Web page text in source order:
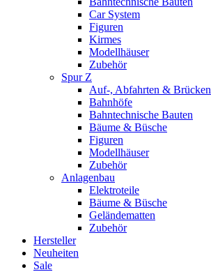
Car System
Figuren
Kirmes
Modellhäuser
Zubehör
Spur Z
Auf-, Abfahrten & Brücken
Bahnhöfe
Bahntechnische Bauten
Bäume & Büsche
Figuren
Modellhäuser
Zubehör
Anlagenbau
Elektroteile
Bäume & Büsche
Geländematten
Zubehör
Hersteller
Neuheiten
Sale